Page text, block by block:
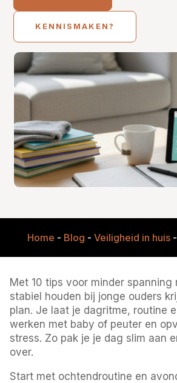
KENNISMAKEN?
Home - Blog - Veiligheid in huis-
Met 10 tips voor minder spanning
stabiel houden bij jonge ouders
plan. Je laat je dagritme, routine
werken met baby of peuter en
stress. Zo pak je je dag slim aan
over.
Start met ochtendroutine en